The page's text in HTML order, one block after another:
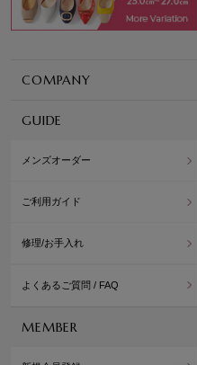
COMPANY
GUIDE
メンズオーダー
ご利用ガイド
修理/お手入れ
よくあるご質問 / FAQ
MEMBER